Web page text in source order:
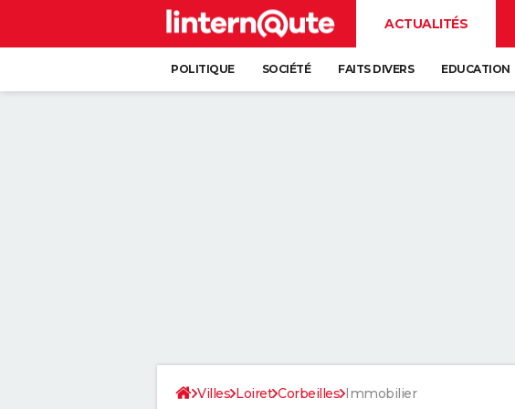
ACTUALITÉS
POLITIQUE SOCIÉTÉ FAITS DIVERS EDUCATION
Villes Loiret Corbeilles Immobilier